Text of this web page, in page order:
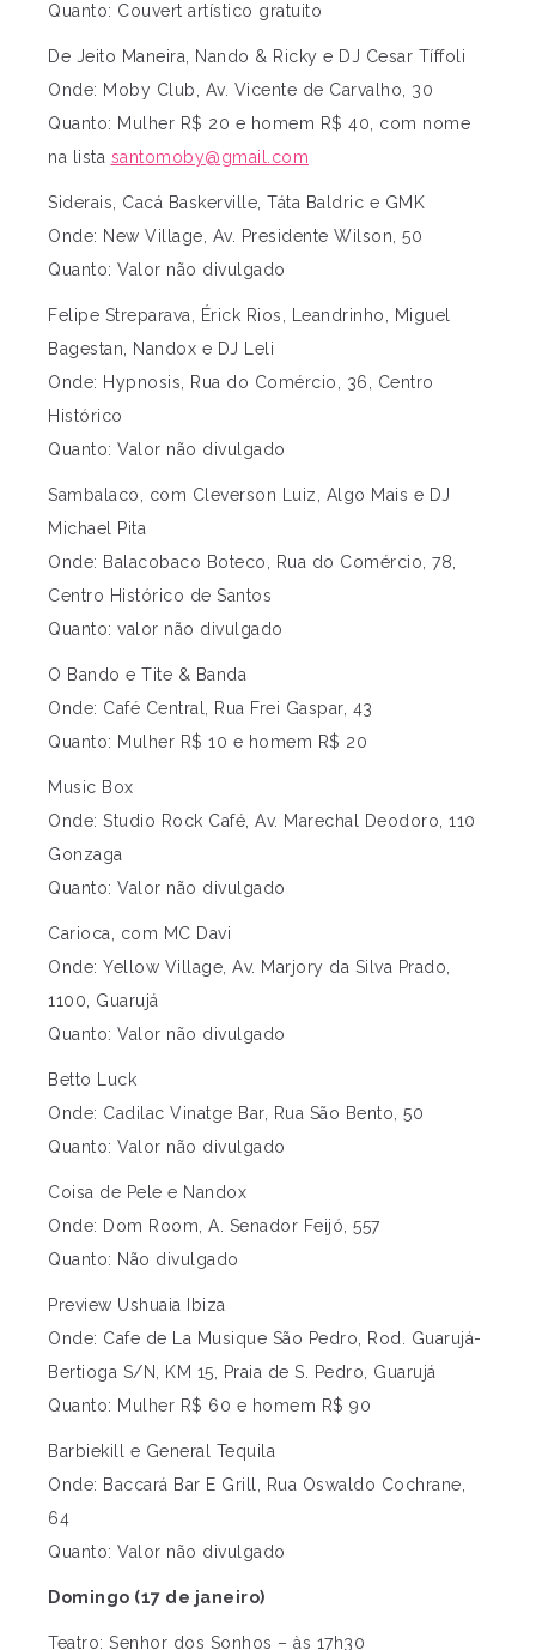
Quanto: Couvert artístico gratuito
De Jeito Maneira, Nando & Ricky e DJ Cesar Tíffoli
Onde: Moby Club, Av. Vicente de Carvalho, 30
Quanto: Mulher R$ 20 e homem R$ 40, com nome
na lista santomoby@gmail.com
Siderais, Cacá Baskerville, Táta Baldric e GMK
Onde: New Village, Av. Presidente Wilson, 50
Quanto: Valor não divulgado
Felipe Streparava, Érick Rios, Leandrinho, Miguel
Bagestan, Nandox e DJ Leli
Onde: Hypnosis, Rua do Comércio, 36, Centro
Histórico
Quanto: Valor não divulgado
Sambalaco, com Cleverson Luiz, Algo Mais e DJ
Michael Pita
Onde: Balacobaco Boteco, Rua do Comércio, 78,
Centro Histórico de Santos
Quanto: valor não divulgado
O Bando e Tite & Banda
Onde: Café Central, Rua Frei Gaspar, 43
Quanto: Mulher R$ 10 e homem R$ 20
Music Box
Onde: Studio Rock Café, Av. Marechal Deodoro, 110
Gonzaga
Quanto: Valor não divulgado
Carioca, com MC Davi
Onde: Yellow Village, Av. Marjory da Silva Prado,
1100, Guarujá
Quanto: Valor não divulgado
Betto Luck
Onde: Cadilac Vinatge Bar, Rua São Bento, 50
Quanto: Valor não divulgado
Coisa de Pele e Nandox
Onde: Dom Room, A. Senador Feijó, 557
Quanto: Não divulgado
Preview Ushuaia Ibiza
Onde: Cafe de La Musique São Pedro, Rod. Guarujá-
Bertioga S/N, KM 15, Praia de S. Pedro, Guarujá
Quanto: Mulher R$ 60 e homem R$ 90
Barbiekill e General Tequila
Onde: Baccará Bar E Grill, Rua Oswaldo Cochrane,
64
Quanto: Valor não divulgado
Domingo (17 de janeiro)
Teatro: Senhor dos Sonhos – às 17h30